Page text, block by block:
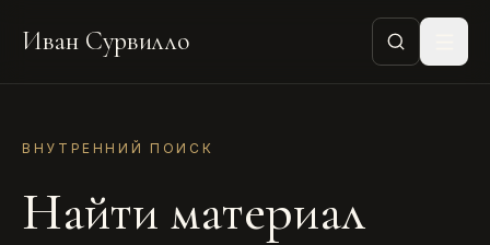
Иван Сурвилло
ВНУТРЕННИЙ ПОИСК
Найти материал